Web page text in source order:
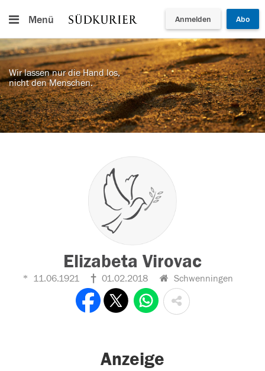
Menü Anmelden Abo
Wir lassen nur die Hand los,
nicht den Menschen.
Elizabeta Virovac
11.06.1921 01.02.2018 Schwenningen
Anzeige